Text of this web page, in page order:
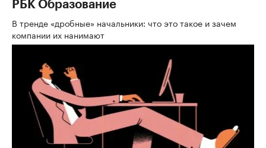
РБК Образование
В тренде «дробные» начальники: что это такое и зачем
компании их нанимают